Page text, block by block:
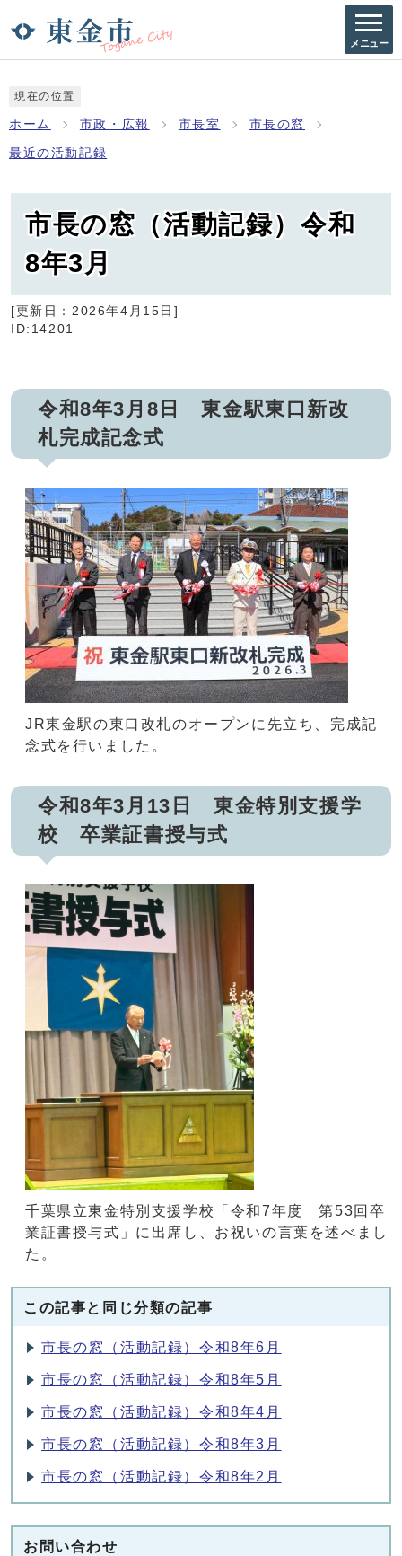
メニュー
現在の位置
ホーム 市政・広報 市長室 市長の窓
最近の活動記録
市長の窓（活動記録）令和
8年3月
[更新日： 2026年4月15日 ]
ID:14201
令和8年3月8日 東金駅東口新改
札完成記念式
JR東金駅の東口改札のオープンに先立ち、完成記
念式を行いました。
令和8年3月13日 東金特別支援学
校 卒業証書授与式
千葉県立東金特別支援学校「令和7年度 第53回卒
業証書授与式」に出席し、お祝いの言葉を述べまし
た。
この記事と同じ分類の記事
市長の窓（活動記録）令和8年6月
市長の窓（活動記録）令和8年5月
市長の窓（活動記録）令和8年4月
市長の窓（活動記録）令和8年3月
市長の窓（活動記録）令和8年2月
お問い合わせ